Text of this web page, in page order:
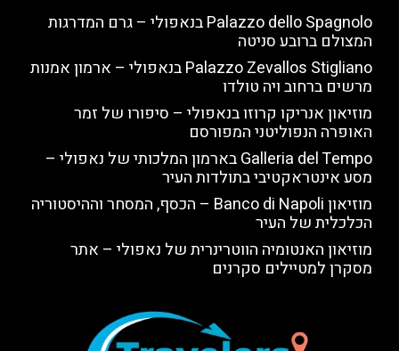
Palazzo dello Spagnolo בנאפולי – גרם המדרגות
המצולם ברובע סניטה
Palazzo Zevallos Stigliano בנאפולי – ארמון אמנות
מרשים ברחוב ויה טולדו
מוזיאון אנריקו קרוזו בנאפולי – סיפורו של זמר
האופרה הנפוליטני המפורסם
Galleria del Tempo בארמון המלכותי של נאפולי –
מסע אינטראקטיבי בתולדות העיר
מוזיאון Banco di Napoli – הכסף, המסחר וההיסטוריה
הכלכלית של העיר
מוזיאון האנטומיה הווטרינרית של נאפולי – אתר
מסקרן למטיילים סקרנים